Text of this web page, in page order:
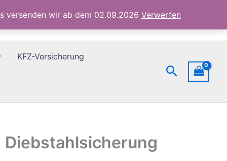
versenden wir ab dem 02.09.2026 Verwerfen
KFZ-Versicherung
Suchen
Anhängerschloss
für
PKW
Anhänger